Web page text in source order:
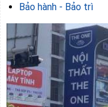
Bảo hành - Bảo trì